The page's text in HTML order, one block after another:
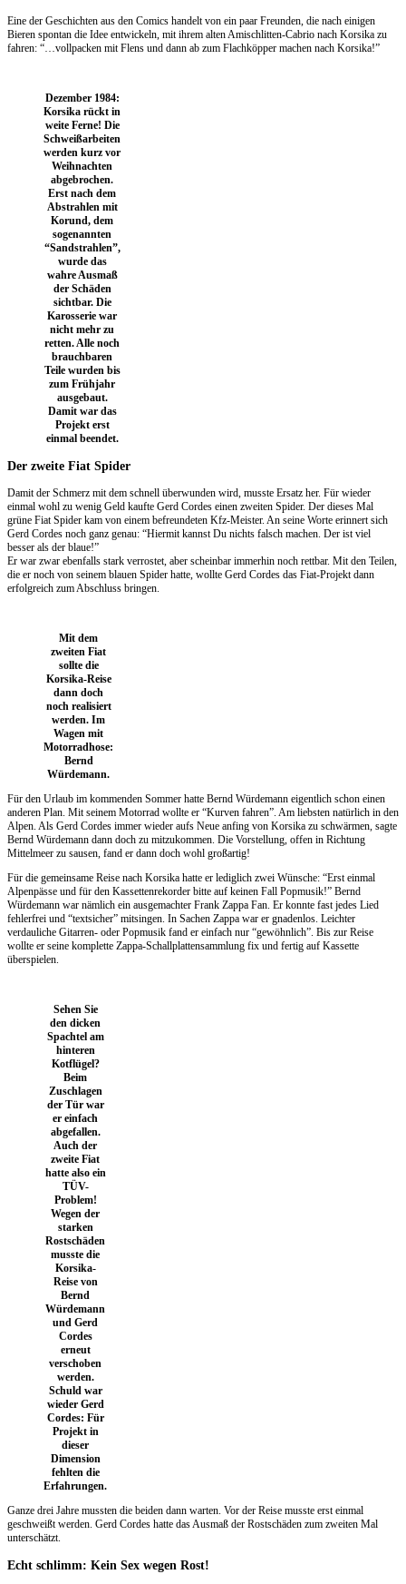
Eine der Geschichten aus den Comics handelt von ein paar Freunden, die nach einigen
Bieren spontan die Idee entwickeln, mit ihrem alten Amischlitten-Cabrio nach Korsika zu
fahren: “…vollpacken mit Flens und dann ab zum Flachköpper machen nach Korsika!”
Dezember 1984:
Korsika rückt in
weite Ferne! Die
Schweißarbeiten
werden kurz vor
Weihnachten
abgebrochen.
Erst nach dem
Abstrahlen mit
Korund, dem
sogenannten
“Sandstrahlen”,
wurde das
wahre Ausmaß
der Schäden
sichtbar. Die
Karosserie war
nicht mehr zu
retten. Alle noch
brauchbaren
Teile wurden bis
zum Frühjahr
ausgebaut.
Damit war das
Projekt erst
einmal beendet.
Der zweite Fiat Spider
Damit der Schmerz mit dem schnell überwunden wird, musste Ersatz her. Für wieder
einmal wohl zu wenig Geld kaufte Gerd Cordes einen zweiten Spider. Der dieses Mal
grüne Fiat Spider kam von einem befreundeten Kfz-Meister. An seine Worte erinnert sich
Gerd Cordes noch ganz genau: “Hiermit kannst Du nichts falsch machen. Der ist viel
besser als der blaue!”
Er war zwar ebenfalls stark verrostet, aber scheinbar immerhin noch rettbar. Mit den Teilen,
die er noch von seinem blauen Spider hatte, wollte Gerd Cordes das Fiat-Projekt dann
erfolgreich zum Abschluss bringen.
Mit dem
zweiten Fiat
sollte die
Korsika-Reise
dann doch
noch realisiert
werden. Im
Wagen mit
Motorradhose:
Bernd
Würdemann.
Für den Urlaub im kommenden Sommer hatte Bernd Würdemann eigentlich schon einen
anderen Plan. Mit seinem Motorrad wollte er “Kurven fahren”. Am liebsten natürlich in den
Alpen. Als Gerd Cordes immer wieder aufs Neue anfing von Korsika zu schwärmen, sagte
Bernd Würdemann dann doch zu mitzukommen. Die Vorstellung, offen in Richtung
Mittelmeer zu sausen, fand er dann doch wohl großartig!
Für die gemeinsame Reise nach Korsika hatte er lediglich zwei Wünsche: “Erst einmal
Alpenpässe und für den Kassettenrekorder bitte auf keinen Fall Popmusik!” Bernd
Würdemann war nämlich ein ausgemachter Frank Zappa Fan. Er konnte fast jedes Lied
fehlerfrei und “textsicher” mitsingen. In Sachen Zappa war er gnadenlos. Leichter
verdauliche Gitarren- oder Popmusik fand er einfach nur “gewöhnlich”. Bis zur Reise
wollte er seine komplette Zappa-Schallplattensammlung fix und fertig auf Kassette
überspielen.
Sehen Sie
den dicken
Spachtel am
hinteren
Kotflügel?
Beim
Zuschlagen
der Tür war
er einfach
abgefallen.
Auch der
zweite Fiat
hatte also ein
TÜV-
Problem!
Wegen der
starken
Rostschäden
musste die
Korsika-
Reise von
Bernd
Würdemann
und Gerd
Cordes
erneut
verschoben
werden.
Schuld war
wieder Gerd
Cordes: Für
Projekt in
dieser
Dimension
fehlten die
Erfahrungen.
Ganze drei Jahre mussten die beiden dann warten. Vor der Reise musste erst einmal
geschweißt werden. Gerd Cordes hatte das Ausmaß der Rostschäden zum zweiten Mal
unterschätzt.
Echt schlimm: Kein Sex wegen Rost!